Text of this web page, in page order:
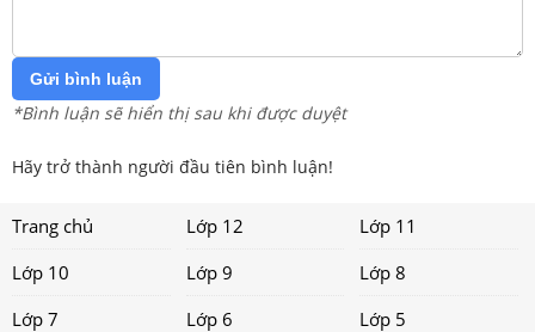
Gửi bình luận
*Bình luận sẽ hiển thị sau khi được duyệt
Hãy trở thành người đầu tiên bình luận!
Trang chủ Lớp 12
Lớp 11
Lớp 10
Lớp 9
Lớp 8
Lớp 7
Lớp 6
Lớp 5